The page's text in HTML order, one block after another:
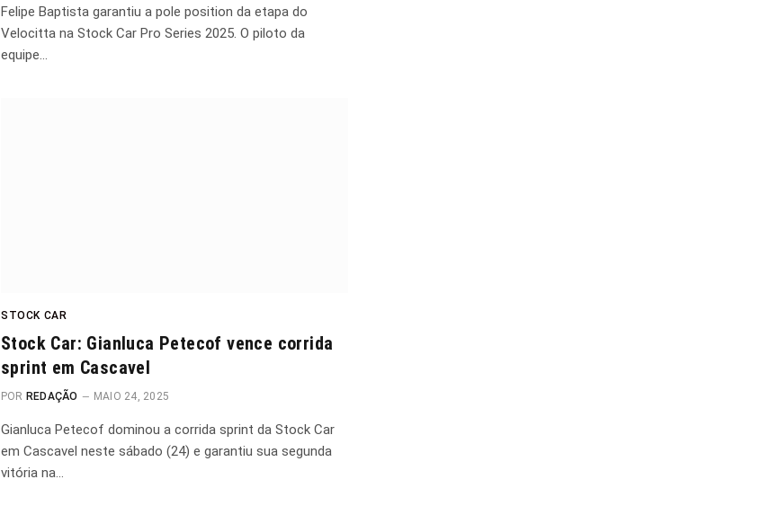
Felipe Baptista garantiu a pole position da etapa do
Velocitta na Stock Car Pro Series 2025. O piloto da
equipe…
STOCK CAR
Stock Car: Gianluca Petecof vence corrida
sprint em Cascavel
POR REDAÇÃO MAIO 24, 2025
Gianluca Petecof dominou a corrida sprint da Stock Car
em Cascavel neste sábado (24) e garantiu sua segunda
vitória na…